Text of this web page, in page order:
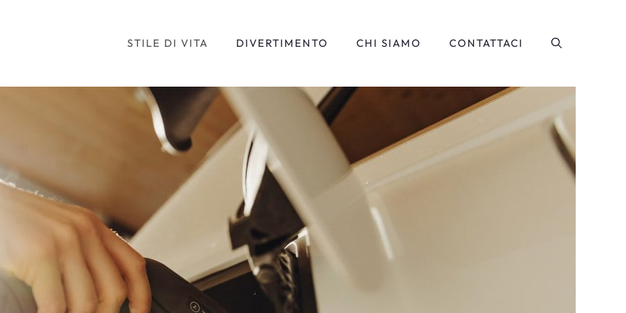
STILE DI VITA DIVERTIMENTO CHI SIAMO CONTATTACI